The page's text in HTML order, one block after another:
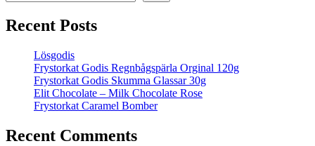
Recent Posts
Lösgodis
Frystorkat Godis Regnbågspärla Orginal 120g
Frystorkat Godis Skumma Glassar 30g
Elit Chocolate – Milk Chocolate Rose
Frystorkat Caramel Bomber
Recent Comments